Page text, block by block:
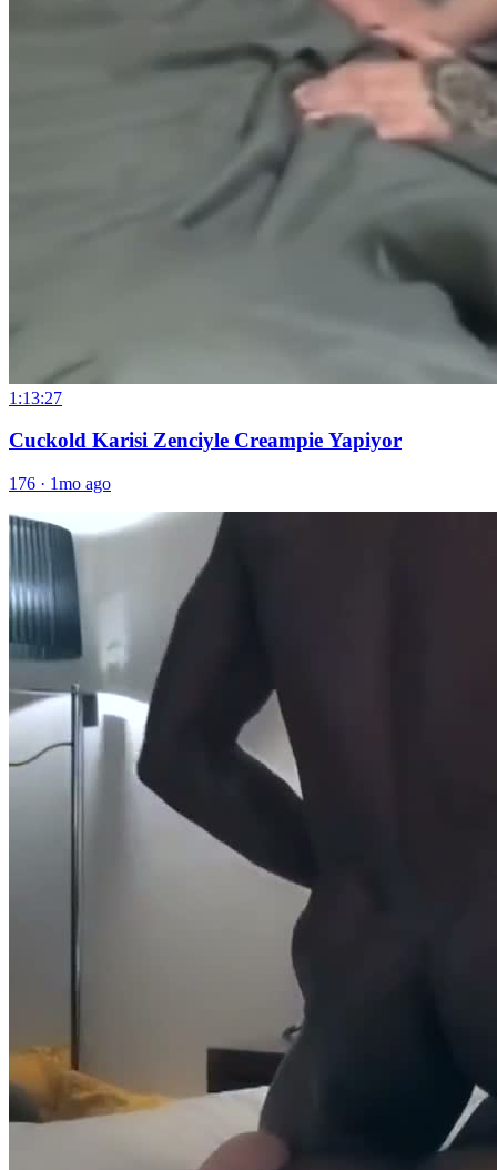
1:13:27
Cuckold Karisi Zenciyle Creampie Yapiyor
176 · 1mo ago